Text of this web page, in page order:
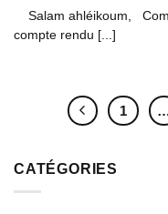
CATÉGORIES
Salam ahléikoum,
compte rendu [...]
1